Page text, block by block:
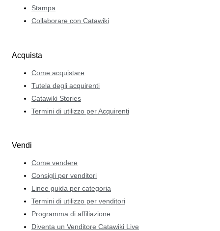
Stampa
Collaborare con Catawiki
Acquista
Come acquistare
Tutela degli acquirenti
Catawiki Stories
Termini di utilizzo per Acquirenti
Vendi
Come vendere
Consigli per venditori
Linee guida per categoria
Termini di utilizzo per venditori
Programma di affiliazione
Diventa un Venditore Catawiki Live